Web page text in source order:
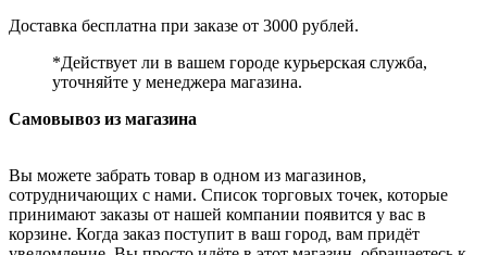
Доставка бесплатна при заказе от 3000 рублей.
*Действует ли в вашем городе курьерская служба,
уточняйте у менеджера магазина.
Самовывоз из магазина
Вы можете забрать товар в одном из магазинов,
сотрудничающих с нами. Список торговых точек, которые
принимают заказы от нашей компании появится у вас в
корзине. Когда заказ поступит в ваш город, вам придёт